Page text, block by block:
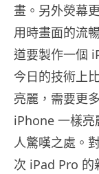
畫。另外熒幕
用時畫面的流
道要製作一個
今日的技術上
亮麗，需要更
iPhone 一樣亮
人驚嘆之處。
次 iPad Pro 的